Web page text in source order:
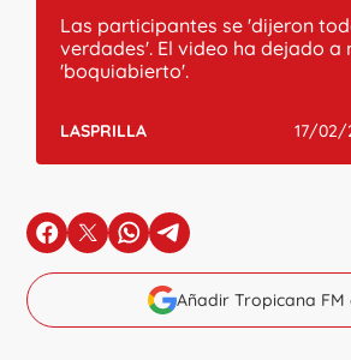
Las participantes se 'dijeron
verdades'. El video ha dejado a
'boquiabierto'.
LASPRILLA 17/02/
en Facebook
en Xen Whatsapp
en Telegram
Añadir Tropicana FM